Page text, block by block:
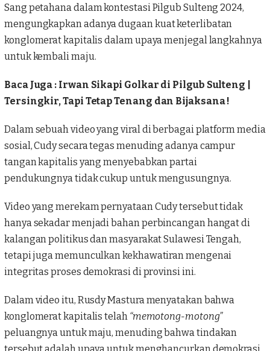
Sang petahana dalam kontestasi Pilgub Sulteng 2024,
mengungkapkan adanya dugaan kuat keterlibatan
konglomerat kapitalis dalam upaya menjegal langkahnya
untuk kembali maju.
Baca Juga : Irwan Sikapi Golkar di Pilgub Sulteng |
Tersingkir, Tapi Tetap Tenang dan Bijaksana !
Dalam sebuah video yang viral di berbagai platform media
sosial, Cudy secara tegas menuding adanya campur
tangan kapitalis yang menyebabkan partai
pendukungnya tidak cukup untuk mengusungnya.
Video yang merekam pernyataan Cudy tersebut tidak
hanya sekadar menjadi bahan perbincangan hangat di
kalangan politikus dan masyarakat Sulawesi Tengah,
tetapi juga memunculkan kekhawatiran mengenai
integritas proses demokrasi di provinsi ini.
Dalam video itu, Rusdy Masturamenyatakan bahwa
konglomerat kapitalis telah “memotong-motong”
peluangnya untuk maju, menuding bahwa tindakan